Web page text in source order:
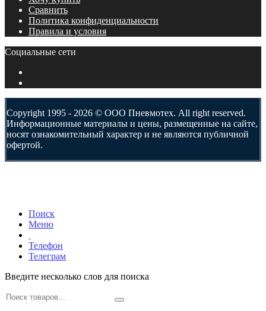
Сравнить
Политика конфиденциальности
Правила и условия
Социальные сети
Copyright 1995 - 2026 © ООО Пневмотех. All right reserved.
Информационные материалы и цены, размещенные на сайте,
носят ознакомительный характер и не являются публичной
офертой.
Поиск
Меню
Телефон
Телеграм
Введите несколько слов для поиска